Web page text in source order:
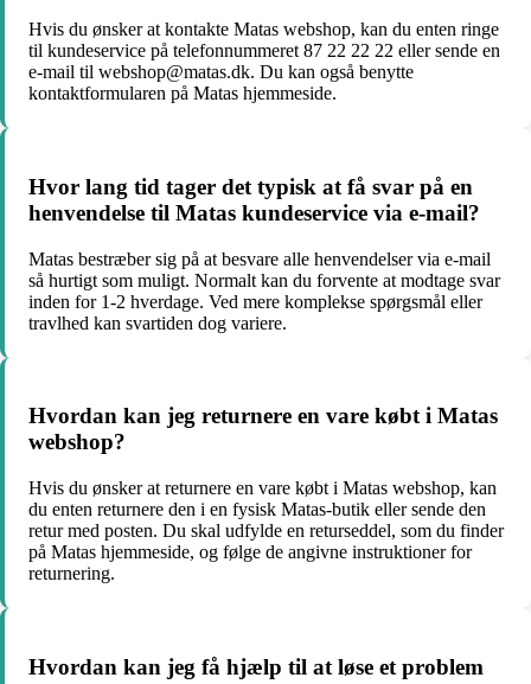
Hvis du ønsker at kontakte Matas webshop, kan du enten ringe
til kundeservice på telefonnummeret 87 22 22 22 eller sende en
e-mail til webshop@matas.dk. Du kan også benytte
kontaktformularen på Matas hjemmeside.
Hvor lang tid tager det typisk at få svar på en
henvendelse til Matas kundeservice via e-mail?
Matas bestræber sig på at besvare alle henvendelser via e-mail
så hurtigt som muligt. Normalt kan du forvente at modtage svar
inden for 1-2 hverdage. Ved mere komplekse spørgsmål eller
travlhed kan svartiden dog variere.
Hvordan kan jeg returnere en vare købt i Matas
webshop?
Hvis du ønsker at returnere en vare købt i Matas webshop, kan
du enten returnere den i en fysisk Matas-butik eller sende den
retur med posten. Du skal udfylde en returseddel, som du finder
på Matas hjemmeside, og følge de angivne instruktioner for
returnering.
Hvordan kan jeg få hjælp til at løse et problem